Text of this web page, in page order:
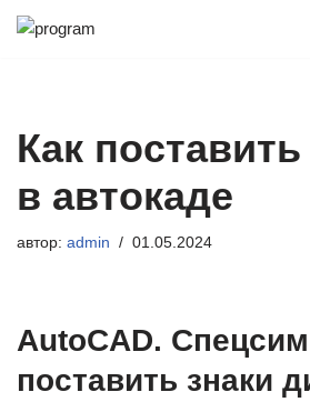
Как
в автокаде
автор: admin 01.05.2024
AutoCAD.
поставить знаки